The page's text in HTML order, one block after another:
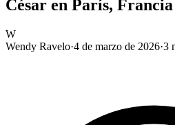
César en París, Francia
W
Wendy Ravelo·4 de marzo de 2026·3